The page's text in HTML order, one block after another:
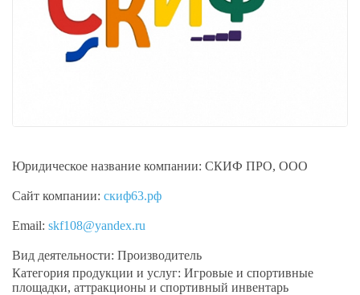
Юридическое название компании: СКИФ ПРО, ООО
Сайт компании: скиф63.рф
Email: skf108@yandex.ru
Вид деятельности: Производитель
Категория продукции и услуг: Игровые и спортивные
площадки, аттракционы и спортивный инвентарь